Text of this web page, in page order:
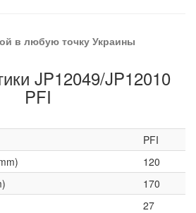
в любую точку Украины
JP12049/JP12010
PFI
PFI
120
170
27